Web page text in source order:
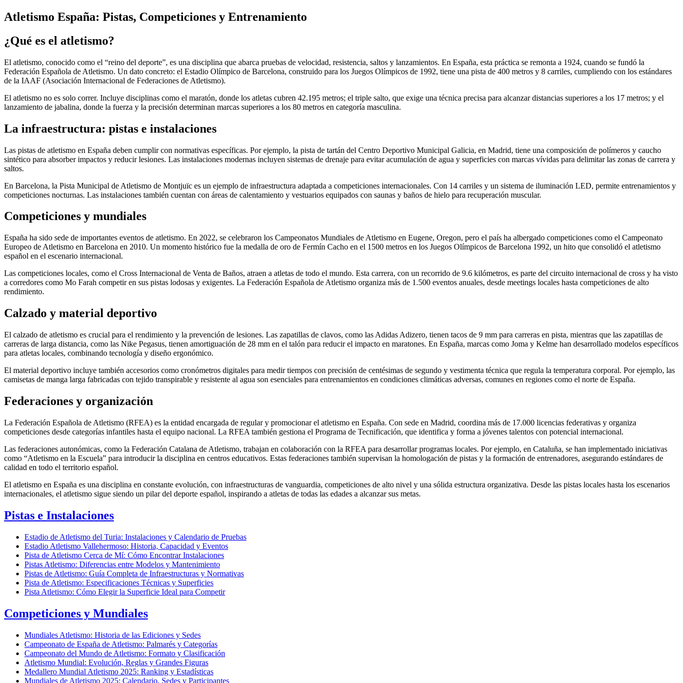
Atletismo España: Pistas, Competiciones y Entrenamiento
¿Qué es el atletismo?
El atletismo, conocido como el “reino del deporte”, es una disciplina que abarca pruebas de velocidad, resistencia, saltos y lanzamientos. En España, esta práctica se remonta a 1924, cuando se fundó la
Federación Española de Atletismo. Un dato concreto: el Estadio Olímpico de Barcelona, construido para los Juegos Olímpicos de 1992, tiene una pista de 400 metros y 8 carriles, cumpliendo con los estándares
de la IAAF (Asociación Internacional de Federaciones de Atletismo).
El atletismo no es solo correr. Incluye disciplinas como el maratón, donde los atletas cubren 42.195 metros; el triple salto, que exige una técnica precisa para alcanzar distancias superiores a los 17 metros; y el
lanzamiento de jabalina, donde la fuerza y la precisión determinan marcas superiores a los 80 metros en categoría masculina.
La infraestructura: pistas e instalaciones
Las pistas de atletismo en España deben cumplir con normativas específicas. Por ejemplo, la pista de tartán del Centro Deportivo Municipal Galicia, en Madrid, tiene una composición de polímeros y caucho
sintético para absorber impactos y reducir lesiones. Las instalaciones modernas incluyen sistemas de drenaje para evitar acumulación de agua y superficies con marcas vívidas para delimitar las zonas de carrera y
saltos.
En Barcelona, la Pista Municipal de Atletismo de Montjuïc es un ejemplo de infraestructura adaptada a competiciones internacionales. Con 14 carriles y un sistema de iluminación LED, permite entrenamientos y
competiciones nocturnas. Las instalaciones también cuentan con áreas de calentamiento y vestuarios equipados con saunas y baños de hielo para recuperación muscular.
Competiciones y mundiales
España ha sido sede de importantes eventos de atletismo. En 2022, se celebraron los Campeonatos Mundiales de Atletismo en Eugene, Oregon, pero el país ha albergado competiciones como el Campeonato
Europeo de Atletismo en Barcelona en 2010. Un momento histórico fue la medalla de oro de Fermín Cacho en el 1500 metros en los Juegos Olímpicos de Barcelona 1992, un hito que consolidó el atletismo
español en el escenario internacional.
Las competiciones locales, como el Cross Internacional de Venta de Baños, atraen a atletas de todo el mundo. Esta carrera, con un recorrido de 9.6 kilómetros, es parte del circuito internacional de cross y ha visto
a corredores como Mo Farah competir en sus pistas lodosas y exigentes. La Federación Española de Atletismo organiza más de 1.500 eventos anuales, desde meetings locales hasta competiciones de alto
rendimiento.
Calzado y material deportivo
El calzado de atletismo es crucial para el rendimiento y la prevención de lesiones. Las zapatillas de clavos, como las Adidas Adizero, tienen tacos de 9 mm para carreras en pista, mientras que las zapatillas de
carreras de larga distancia, como las Nike Pegasus, tienen amortiguación de 28 mm en el talón para reducir el impacto en maratones. En España, marcas como Joma y Kelme han desarrollado modelos específicos
para atletas locales, combinando tecnología y diseño ergonómico.
El material deportivo incluye también accesorios como cronómetros digitales para medir tiempos con precisión de centésimas de segundo y vestimenta técnica que regula la temperatura corporal. Por ejemplo, las
camisetas de manga larga fabricadas con tejido transpirable y resistente al agua son esenciales para entrenamientos en condiciones climáticas adversas, comunes en regiones como el norte de España.
Federaciones y organización
La Federación Española de Atletismo (RFEA) es la entidad encargada de regular y promocionar el atletismo en España. Con sede en Madrid, coordina más de 17.000 licencias federativas y organiza
competiciones desde categorías infantiles hasta el equipo nacional. La RFEA también gestiona el Programa de Tecnificación, que identifica y forma a jóvenes talentos con potencial internacional.
Las federaciones autonómicas, como la Federación Catalana de Atletismo, trabajan en colaboración con la RFEA para desarrollar programas locales. Por ejemplo, en Cataluña, se han implementado iniciativas
como “Atletismo en la Escuela” para introducir la disciplina en centros educativos. Estas federaciones también supervisan la homologación de pistas y la formación de entrenadores, asegurando estándares de
calidad en todo el territorio español.
El atletismo en España es una disciplina en constante evolución, con infraestructuras de vanguardia, competiciones de alto nivel y una sólida estructura organizativa. Desde las pistas locales hasta los escenarios
internacionales, el atletismo sigue siendo un pilar del deporte español, inspirando a atletas de todas las edades a alcanzar sus metas.
Pistas e Instalaciones
Estadio de Atletismo del Turia: Instalaciones y Calendario de Pruebas
Estadio Atletismo Vallehermoso: Historia, Capacidad y Eventos
Pista de Atletismo Cerca de Mí: Cómo Encontrar Instalaciones
Pistas Atletismo: Diferencias entre Modelos y Mantenimiento
Pistas de Atletismo: Guía Completa de Infraestructuras y Normativas
Pista de Atletismo: Especificaciones Técnicas y Superficies
Pista Atletismo: Cómo Elegir la Superficie Ideal para Competir
Competiciones y Mundiales
Mundiales Atletismo: Historia de las Ediciones y Sedes
Campeonato de España de Atletismo: Palmarés y Categorías
Campeonato del Mundo de Atletismo: Formato y Clasificación
Atletismo Mundial: Evolución, Reglas y Grandes Figuras
Medallero Mundial Atletismo 2025: Ranking y Estadísticas
Mundiales de Atletismo 2025: Calendario, Sedes y Participantes